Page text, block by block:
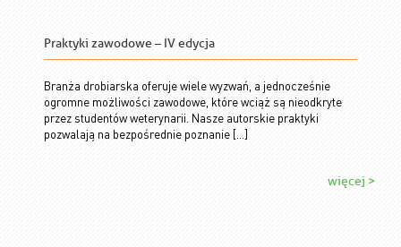
Praktyki zawodowe – IV edycja
Branża drobiarska oferuje wiele wyzwań, a jednocześnie
ogromne możliwości zawodowe, które wciąż są nieodkryte
przez studentów weterynarii. Nasze autorskie praktyki
pozwalają na bezpośrednie poznanie […]
więcej >